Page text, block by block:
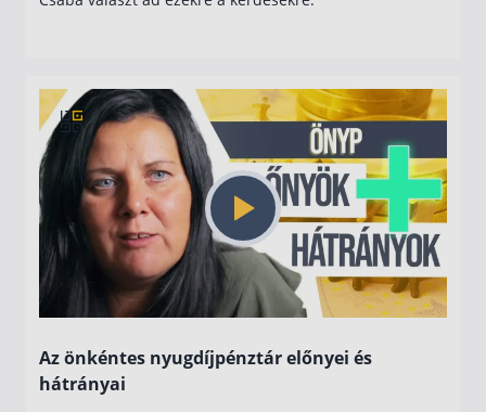
Az önkéntes nyugdíjpénztár előnyei és
hátrányai